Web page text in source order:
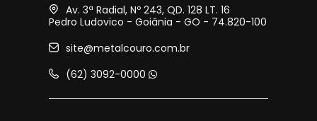
Av. 3ª Radial, Nº 243, QD. 128 LT. 16
Pedro Ludovico - Goiânia - GO - 74.820-100
site@metalcouro.com.br
(62) 3092-0000